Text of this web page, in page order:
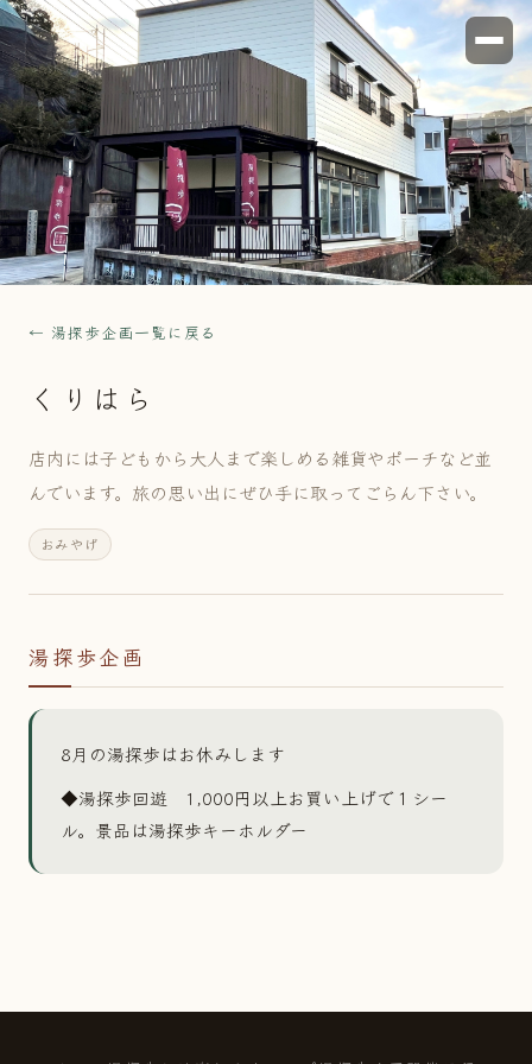
← 湯探歩企画一覧に戻る
くりはら
店内には子どもから大人まで楽しめる雑貨やポーチなど並
んでいます。旅の思い出にぜひ手に取ってごらん下さい。
おみやげ
湯探歩企画
8月の湯探歩はお休みします
◆湯探歩回遊 1,000円以上お買い上げで１シー
ル。景品は湯探歩キーホルダー